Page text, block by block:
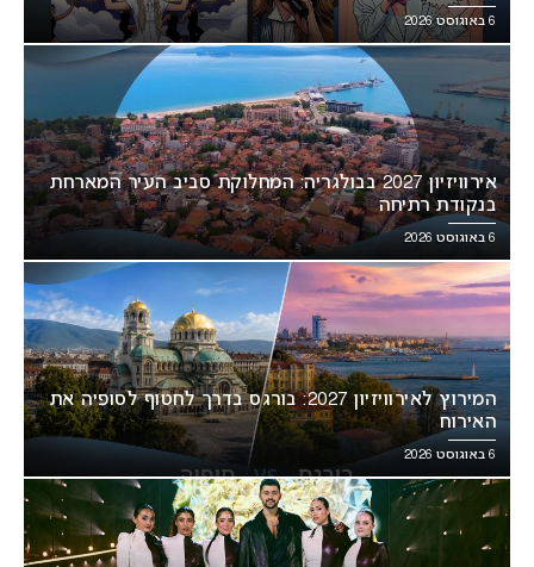
6 באוגוסט 2026
אירוויזיון 2027 בבולגריה: המחלוקת סביב העיר המארחת
בנקודת רתיחה
6 באוגוסט 2026
המירוץ לאירוויזיון 2027: בורגס בדרך לחטוף לסופיה את
האירוח
6 באוגוסט 2026